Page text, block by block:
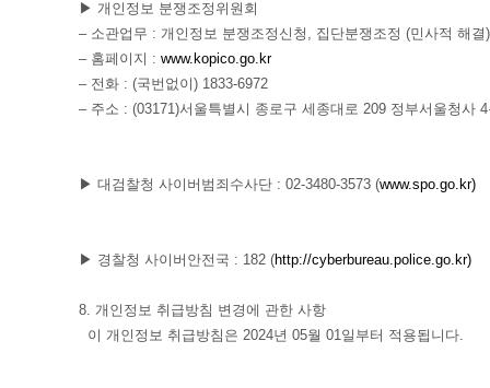
▶ 개인정보 분쟁조정위원회
– 소관업무 : 개인정보 분쟁조정신청, 집단분쟁조정 (민사적 해결)
– 홈페이지 : www.kopico.go.kr
– 전화 : (국번없이) 1833-6972
– 주소 : (03171)서울특별시 종로구 세종대로 209 정부서울청사
▶ 대검찰청 사이버범죄수사단 : 02-3480-3573 (www.spo.go.kr)
▶ 경찰청 사이버안전국 : 182 (http://cyberbureau.police.go.kr)
8. 개인정보 취급방침 변경에 관한 사항
이 개인정보 취급방침은 2024년 05월 01일부터 적용됩니다.